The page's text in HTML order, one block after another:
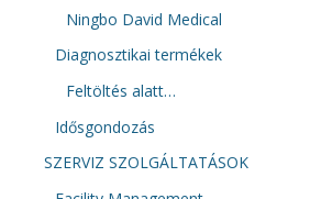
Ningbo David Medical
Diagnosztikai termékek
Feltöltés alatt…
Idősgondozás
SZERVIZ SZOLGÁLTATÁSOK